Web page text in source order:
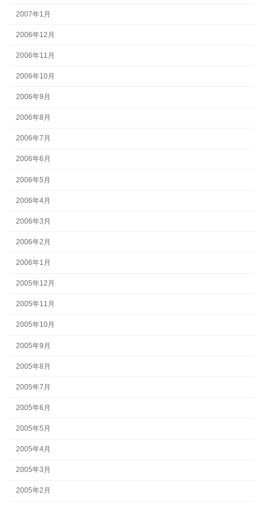
2007年1月
2006年12月
2006年11月
2006年10月
2006年9月
2006年8月
2006年7月
2006年6月
2006年5月
2006年4月
2006年3月
2006年2月
2006年1月
2005年12月
2005年11月
2005年10月
2005年9月
2005年8月
2005年7月
2005年6月
2005年5月
2005年4月
2005年3月
2005年2月